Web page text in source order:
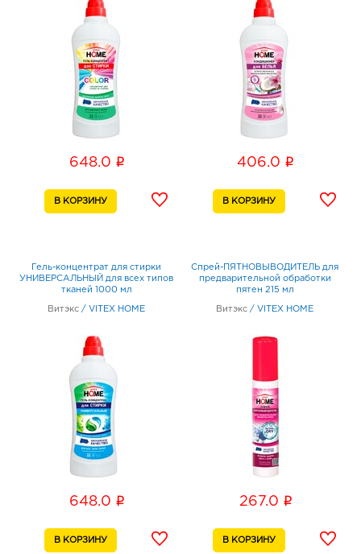
648.0 i 406.0 i
Гель-концентрат для стирки
УНИВЕРСАЛЬНЫЙ для всех типов
тканей 1000 мл
Витэкс / VITEX HOME
648.0 i
Спрей-ПЯТНОВЫВОДИТЕЛЬ для
предварительной обработки
пятен 215 мл
Витэкс / VITEX HOME
267.0 i